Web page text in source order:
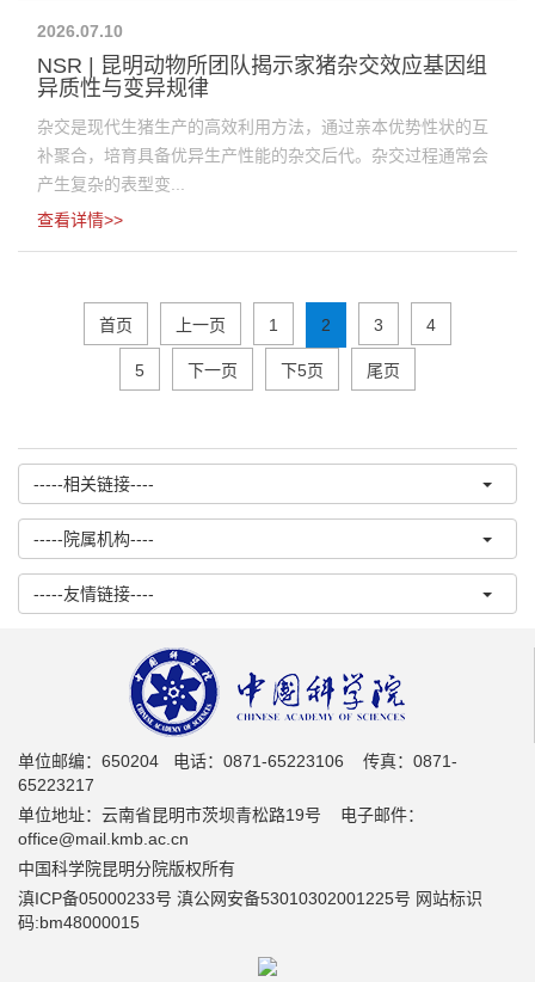
2026.07.10
NSR | 昆明动物所团队揭示家猪杂交效应基因组
异质性与变异规律
杂交是现代生猪生产的高效利用方法，通过亲本优势性状的互
补聚合，培育具备优异生产性能的杂交后代。杂交过程通常会
产生复杂的表型变...
查看详情>>
首页 上一页 1 2 3 4
5 下一页 下5页 尾页
-----相关链接----
-----院属机构----
-----友情链接----
单位邮编：650204 电话：0871-65223106 传真：0871-
65223217
单位地址：云南省昆明市茨坝青松路19号 电子邮件：
office@mail.kmb.ac.cn
中国科学院昆明分院版权所有
滇ICP备05000233号 滇公网安备53010302001225号 网站标识
码:bm48000015